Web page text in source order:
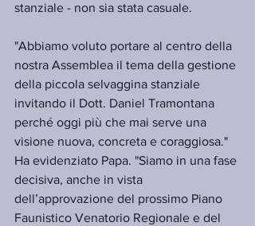
stanziale - non sia stata casuale.
"Abbiamo voluto portare al centro della
nostra Assemblea il tema della gestione
della piccola selvaggina stanziale
invitando il Dott. Daniel Tramontana
perché oggi più che mai serve una
visione nuova, concreta e coraggiosa."
Ha evidenziato Papa. "Siamo in una fase
decisiva, anche in vista
dell’approvazione del prossimo Piano
Faunistico Venatorio Regionale e del